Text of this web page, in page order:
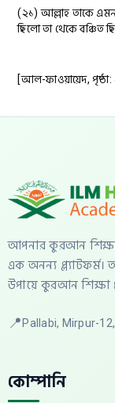
(২১) আল্লাহ তাকে এমন
ছিলো তা থেকে বঞ্চিত
[আল-ফাওয়ায়েদ,
আপনার কুরআন
এক অনন্য
উপায়ে কুরআন শিক্ষা
📍Pallabi, Mirpur-
কোম্পানি